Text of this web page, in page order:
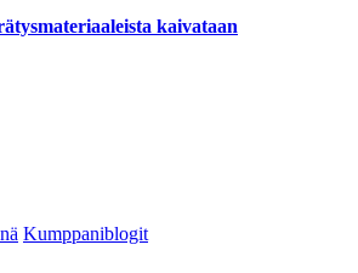
kaivataan
Kumppaniblogit